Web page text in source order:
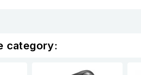
category: